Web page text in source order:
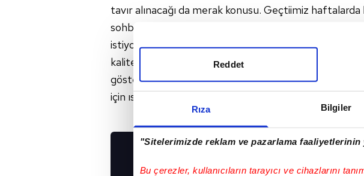
Rıza Bilgiler
"Sitelerimizde reklam ve pazarlama faaliyetlerinin
Bu çerezler, kullanıcıların tarayıcı ve cihazlarını
Reddet
tavır alınacağı da merak konusu. Geçtiimiz haftalarda
sohbet toplantısı düzenleyen Başkan Aziz Yıldırım,
istiyoruz. Onu 13 milyon Euro'ya satın almıştık. 10
kalitede bir oyuncuyu bulamayız. Fenerbançe
göstermemeli. Ona destek olmalı" açıklamasınaı
için ısrarcı olursa Başkan Aziz Yıldırım'ın daha fazla
İNDİRİN!